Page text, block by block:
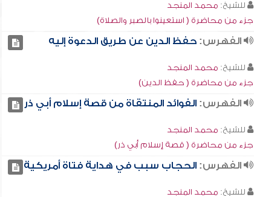
للشيخ: محمد المنجد
جزء من محاضرة ( استعينوا بالصبر والصلاة)
الفهرس: حفظ الدين عن طريق الدعوة إليه
للشيخ: محمد المنجد
جزء من محاضرة ( حفظ الدين)
الفهرس: الفوائد المنتقاة من قصة إسلام أبي ذر
للشيخ: محمد المنجد
جزء من محاضرة ( قصة إسلام أبي ذر)
الفهرس: الحجاب سبب في هداية فتاة أمريكية
للشيخ: محمد المنجد